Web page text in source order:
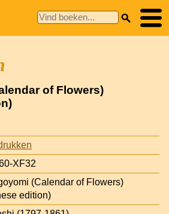
of Flowers)
XF32
(Calendar of Flowers)
edition)